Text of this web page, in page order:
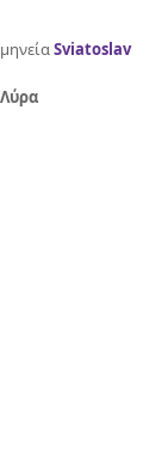
Sviatoslav